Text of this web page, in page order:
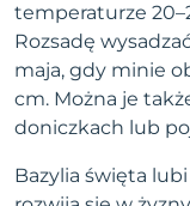
temperaturze
Rozsadę
maja, gdy minie
cm. Można je
doniczkach lub
Bazylia święta